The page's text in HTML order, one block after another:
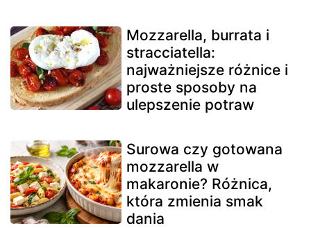
Mozzarella, burrata i
stracciatella:
najważniejsze różnice i
proste sposoby na
ulepszenie potraw
Surowa czy gotowana
mozzarella w
makaronie? Różnica,
która zmienia smak
dania